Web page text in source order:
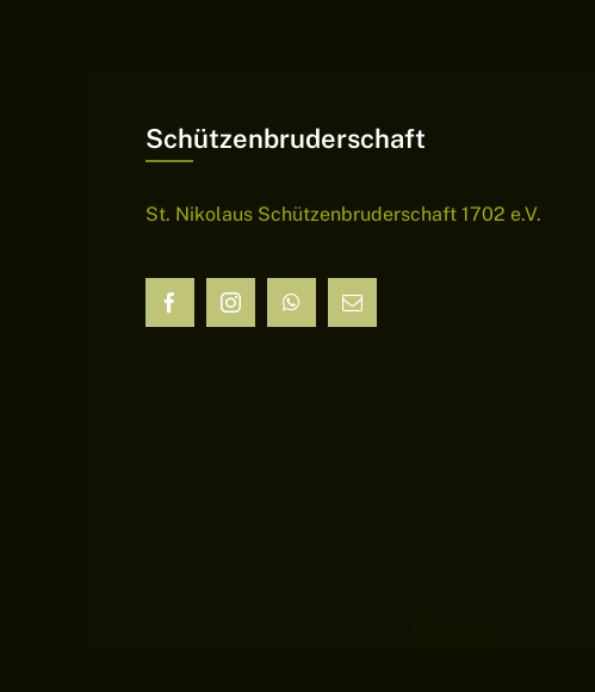
Schützenbruderschaft
St. Nikolaus Schützenbruderschaft 1702 e.V.